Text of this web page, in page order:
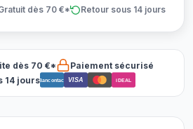
dès 70 €* Retour sous 14 jours
dès 70 €*
Paiement sécurisé
14 joursBancontact VISA iDEAL